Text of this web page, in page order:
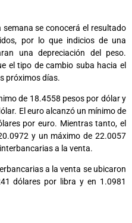
se conocerá el resultado
por lo que indicios de una
una depreciación del peso.
el tipo de cambio suba hacia el
próximos días.
de 18.4558 pesos por dólar y
El euro alcanzó un mínimo de
por euro. Mientras tanto, el
y un máximo de 22.0057
a la venta.
a la venta se ubicaron
dólares por libra y en 1.0981